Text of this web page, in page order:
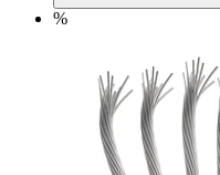
%